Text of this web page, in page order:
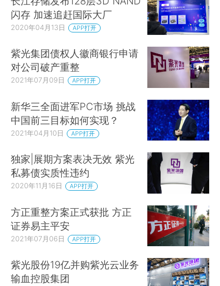
闪存 加速追赶国际大厂
2020年04月13日 APP打开
紫光集团债权人徽商银行申请
对公司破产重整
2021年07月09日 APP打开
新华三全面进军PC市场 挑战
中国前三目标如何实现？
2021年04月10日 APP打开
独家|展期方案表决无效 紫光
私募债实质性违约
2020年11月16日 APP打开
方正重整方案正式获批 方正
证券易主平安
2021年07月06日 APP打开
紫光股份19亿并购紫光云业务
输血控股集团